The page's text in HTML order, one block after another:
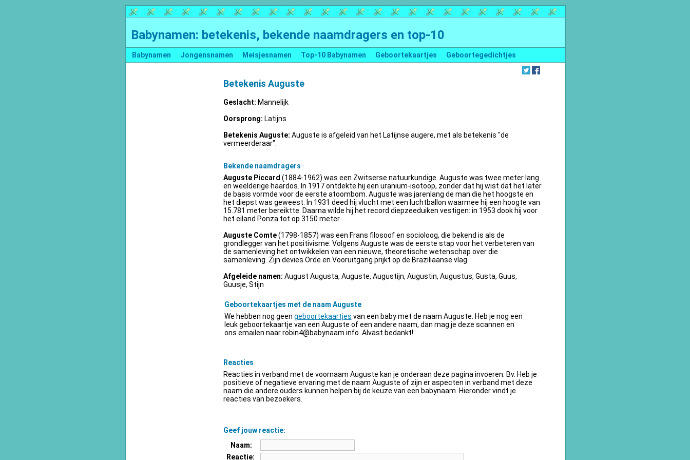
Babynamen: betekenis, bekende naamdragers en top-10
Babynamen Jongensnamen Meisjesnamen Top-10 Babynamen Geboortekaartjes Geboortegedichtjes
Betekenis Auguste
Geslacht: Mannelijk
Oorsprong: Latijns
Betekenis Auguste: Auguste is afgeleid van het Latijnse augere, met als betekenis "de
vermeerderaar".
Bekende naamdragers
Auguste Piccard (1884-1962) was een Zwitserse natuurkundige. Auguste was twee meter lang
en weelderige haardos. In 1917 ontdekte hij een uranium-isotoop, zonder dat hij wist dat het later
de basis vormde voor de eerste atoombom. Auguste was jarenlang de man die het hoogste en
het diepst was geweest. In 1931 deed hij vlucht met een luchtballon waarmee hij een hoogte van
15.781 meter bereiktte. Daarna wilde hij het record diepzeeduiken vestigen: in 1953 dook hij voor
het eiland Ponza tot op 3150 meter.
Auguste Comte(1798-1857) was een Frans filosoof en socioloog, die bekend is als de
grondlegger van het positivisme. Volgens Auguste was de eerste stap voor het verbeteren van
de samenleving het ontwikkelen van een nieuwe, theoretische wetenschap over die
samenleving. Zijn devies Orde en Vooruitgang prijkt op de Braziliaanse vlag.
Afgeleide namen: August Augusta, Auguste, Augustijn, Augustin, Augustus, Gusta, Guus,
Guusje, Stijn
Geboortekaartjes met de naam Auguste
We hebben nog geen geboortekaartjes van een baby met de naam Auguste. Heb je nog een
leuk geboortekaartje van een Auguste of een andere naam, dan mag je deze scannen en
ons emailen naarrobin4@babynaam.info . Alvast bedankt!
Reacties
Reacties in verband met de voornaam Auguste kan je onderaan deze pagina invoeren. Bv. Heb je
positieve of negatieve ervaring met de naam Auguste of zijn er aspecten in verband met deze
naam die andere ouders kunnen helpen bij de keuze van een babynaam. Hieronder vindt je
reacties van bezoekers.
Geef jouw reactie:
Naam:
Reactie: